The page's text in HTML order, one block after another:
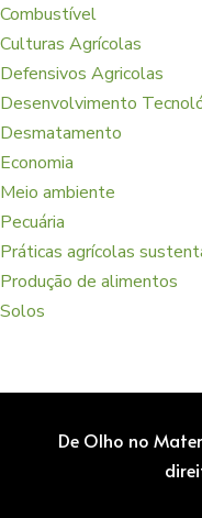
Combustível
Culturas Agrícolas
Defensivos Agricolas
Desenvolvimento
Desmatamento
Economia
Meio ambiente
Pecuária
Práticas agrícolas
Produção de alimentos
Solos
De Olho no